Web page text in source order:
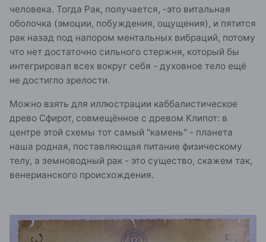
Именно так тот, кто умеет хорошо
читать мысли, может узнать, что
происходит даже в том человеке, чьего
языка он не знает – ибо он улавливает
не мысли, а вибрации, которым затем
приписывает соответствующую
самом деле нам не следует особо
удивляться, потому что если бы мы
были способны создать своими силами
хотя бы одну простую вещь, пусть даже
крошечную мысль, то мы были бы
человека. Тогда Рак, получается, -это витальная
оболочка (эмоции, побуждения, ощущения), и пятится
рак назад под напором ментальных вибраций, потому
что нет достаточно сильного стержня, который бы
интегрировал всех вокруг себя - духовное тело ещё
не достигло зрелости.
Можно взять для иллюстрации каббалистическое
древо Сфирот, совмещённое с древом Клипот: в
центре этой схемы тот самый "камень" - планета
наша родная, поставляющая питание физическому
телу, а земноводный рак - это существо, скажем так,
венерианского происхождения.